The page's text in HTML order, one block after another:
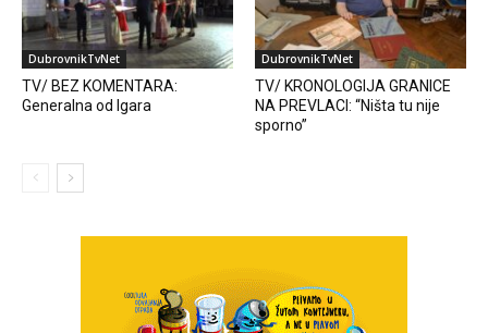
DubrovnikTvNet
TV/ BEZ KOMENTARA:
Generalna od Igara
DubrovnikTvNet
TV/ KRONOLOGIJA GRANICE
NA PREVLACI: “Ništa tu nije
sporno”